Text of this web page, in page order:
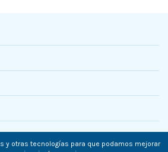
y otras tecnologías para que podamos mejorar